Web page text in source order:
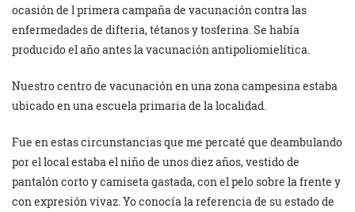
ocasión de l primera campaña de vacunación contra las
enfermedades de difteria, tétanos y tosferina. Se había
producido el año antes la vacunación antipoliomielítica.
Nuestro centro de vacunación en una zona campesina estaba
ubicado en una escuela primaria de la localidad.
Fue en estas circunstancias que me percaté que deambulando
por el local estaba el niño de unos diez años, vestido de
pantalón corto y camiseta gastada, con el pelo sobre la frente y
con expresión vivaz. Yo conocía la referencia de su estado de